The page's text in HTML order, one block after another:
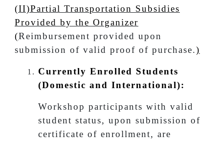
(II)Partial Transportation Subsidies
Provided by the Organizer
(Reimbursement provided upon
submission of valid proof of purchase.)
Currently Enrolled Students
(Domestic and International):
Workshop participants with valid
student status, upon submission of
certificate of enrollment, are